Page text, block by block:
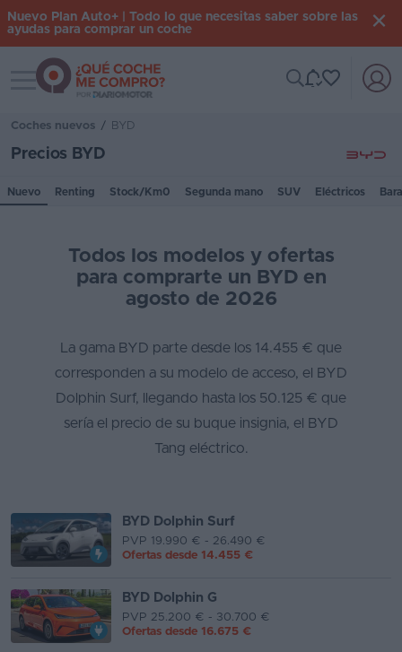
Iniciar
Segunda
Híbridos
Asistente
Foro
Nuevo Plan Auto+ | Todo lo que necesitas saber sobre las
ayudas para comprar un coche
Toggle navigation
Coches nuevos / BYD
Precios BYD
Nuevo Renting Stock/Km0 Segunda mano SUV Eléctricos
Todos los modelos y ofertas
para comprarte un BYD en
agosto de 2026
La gama BYD parte desde los 14.455 € que
corresponden a su modelo de acceso, el BYD
Dolphin Surf, llegando hasta los 50.125 € que
sería el precio de su buque insignia, el BYD
Tang eléctrico.
BYD Dolphin Surf
PVP 19.990 € - 26.490 €
Ofertas desde 14.455 €
BYD Dolphin G
PVP 25.200 € - 30.700 €
Ofertas desde 16.675 €